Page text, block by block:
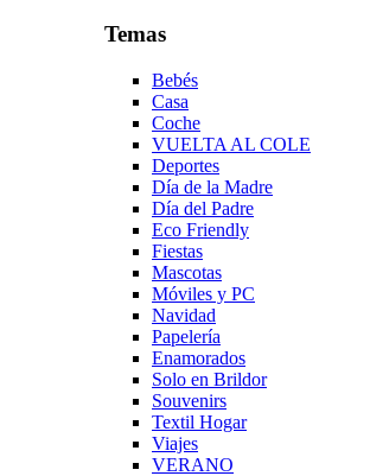
Temas
Bebés
Casa
Coche
VUELTA AL COLE
Deportes
Día de la Madre
Día del Padre
Eco Friendly
Fiestas
Mascotas
Móviles y PC
Navidad
Papelería
Enamorados
Solo en Brildor
Souvenirs
Textil Hogar
Viajes
VERANO